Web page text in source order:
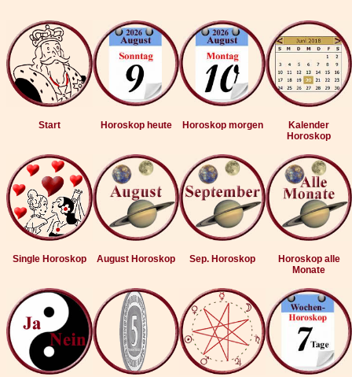
Start Horoskop heute Horoskop morgen
Kalender
Horoskop
Single Horoskop August Horoskop Sep. Horoskop
Horoskop alle
Monate